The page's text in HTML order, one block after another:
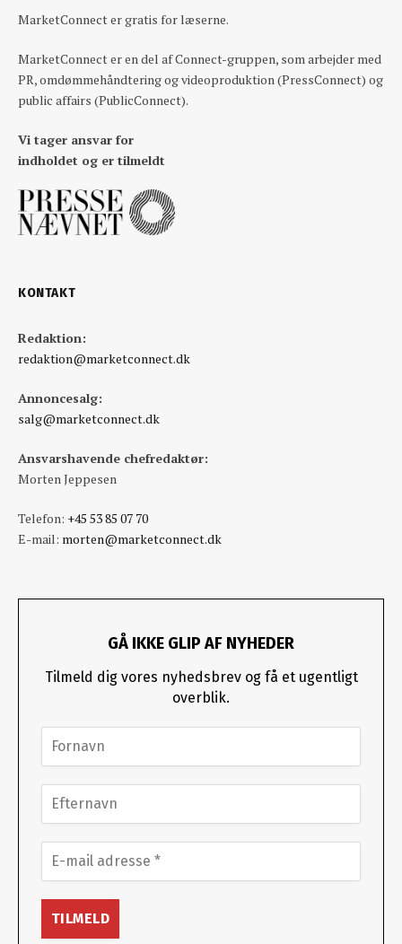
MarketConnect er gratis for læserne.
MarketConnect er en del af Connect-gruppen, som arbejder med
PR, omdømmehåndtering og videoproduktion (PressConnect) og
public affairs (PublicConnect).
Vi tager ansvar for
indholdet og er tilmeldt
KONTAKT
Redaktion:
redaktion@marketconnect.dk
Annoncesalg:
salg@marketconnect.dk
Ansvarshavende chefredaktør:
Morten Jeppesen
Telefon: +45 53 85 07 70
E-mail: morten@marketconnect.dk
GÅ IKKE GLIP AF NYHEDER
Tilmeld dig vores nyhedsbrev og få et ugentligt
overblik.